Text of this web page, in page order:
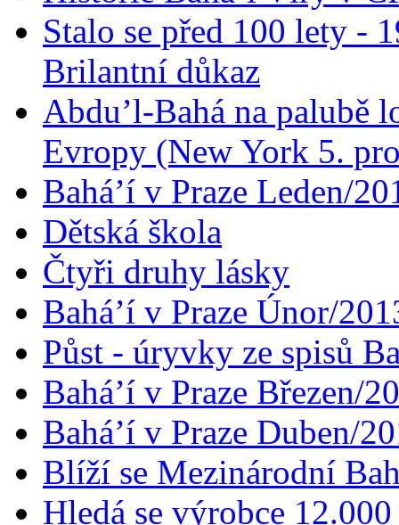
Stalo se před 100 lety -
Brilantní důkaz
Abdu’l-Bahá na palubě
Evropy (New York 5.
Bahá’í v Praze Leden/
Dětská škola
Čtyři druhy lásky
Bahá’í v Praze Únor/
Půst - úryvky ze spisů
Bahá’í v Praze Březen/
Bahá’í v Praze Duben/
Blíží se Mezinárodní
Hledá se výrobce